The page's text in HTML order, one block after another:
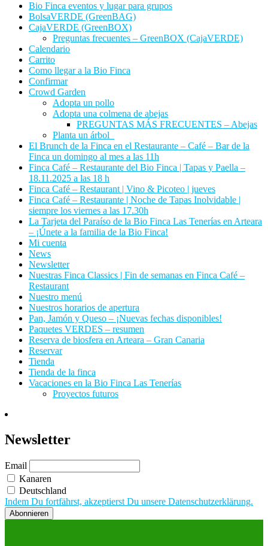
Bio Finca eventos y lugar para grupos
BolsaVERDE (GreenBAG)
CajaVERDE (GreenBOX)
Preguntas frecuentes – GreenBOX (CajaVERDE)
Calendario
Carrito
Como llegar a la Bio Finca
Confirmar
Crowd Garden
Adopta un pollo
Adopta una colmena de abejas
PREGUNTAS MÁS FRECUENTES – Abejas
Planta un árbol
El Brunch de la Finca en el Restaurante – Café – Bar de la
Finca un domingo al mes a las 11h
Finca Café – Restaurante del Bio Finca | Tapas y Paella –
18.11.2025 a las 18 h
Finca Café – Restaurant | Vino & Picoteo | jueves
Finca Café – Restaurante | Noche de Tapas Inolvidable |
siempre los viernes a las 17.30h
La Tarjeta del Paraíso de la Bio Finca Las Tenerías en Arteara
– ¡Únete a la familia de la Bio Finca!
Mi cuenta
News
Newsletter
Nuestras Finca Classics | Fin de semanas en Finca Café –
Restaurant
Nuestro menú
Nuestros horarios de apertura
Pan, Jamón y Queso – ¡Nuevas fechas disponibles!
Paquetes VERDES – resumen
Reserva de biosfera en Arteara – Gran Canaria
Reservar
Tienda
Tienda de la finca
Vacaciones en la Bio Finca Las Tenerías
Proyectos futuros
Newsletter
Email
Kanaren
Deutschland
Indem Du fortfährst, akzeptierst Du unsere Datenschutzerklärung.